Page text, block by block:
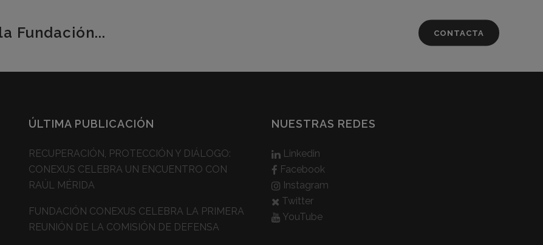
Fundación... CONTACTA
ÚLTIMA PUBLICACIÓN
RECUPERACIÓN, PROTECCIÓN Y DIÁLOGO:
CONEXUS CELEBRA UN ENCUENTRO CON
RAÚL MÉRIDA
FUNDACIÓN CONEXUS CELEBRA LA PRIMERA
REUNIÓN DE LA COMISIÓN DE DEFENSA
NUESTRAS REDES
Linkedin
Facebook
Instagram
Twitter
YouTube